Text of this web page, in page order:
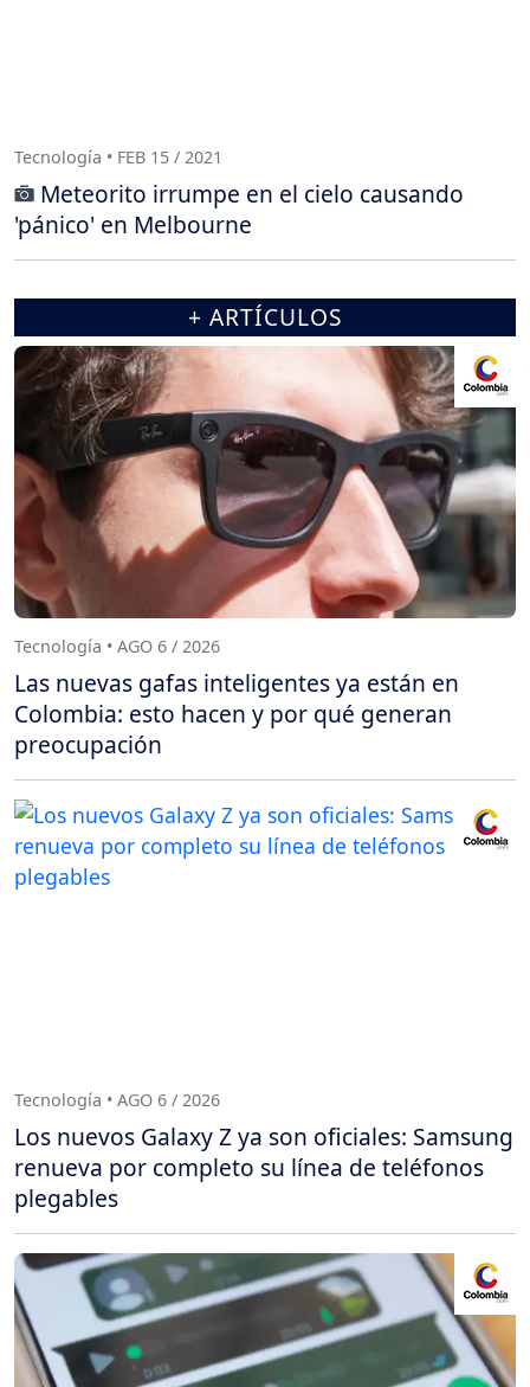
Tecnología • FEB 15 / 2021
Meteorito irrumpe en el cielo causando
'pánico' en Melbourne
+ ARTÍCULOS
Tecnología • AGO 6 / 2026
Las nuevas gafas inteligentes ya están en
Colombia: esto hacen y por qué generan
preocupación
Tecnología • AGO 6 / 2026
Los nuevos Galaxy Z ya son oficiales: Samsung
renueva por completo su línea de teléfonos
plegables